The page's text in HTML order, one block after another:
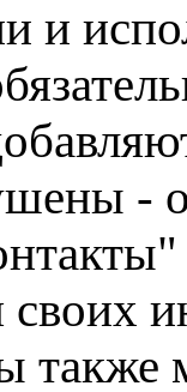
и
-
также